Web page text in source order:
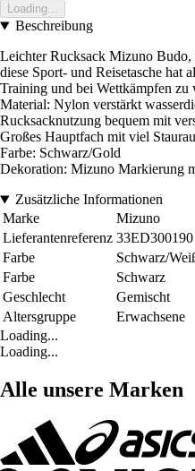
Loading...
Beschreibung
Leichter Rucksack Mizuno Budo,
diese Sport- und Reisetasche hat
Training und bei Wettkämpfen zu
Material: Nylon verstärkt
Rucksacknutzung bequem mit
Großes Hauptfach mit viel
Farbe: Schwarz/Gold
Dekoration: Mizuno Markierung
Zusätzliche Informationen
Marke
Mizuno
Lieferantenreferenz 33ED300190
Farbe
Schwarz/
Farbe
Schwarz
Geschlecht
Gemischt
Altersgruppe
Erwachsene
Loading...
Loading...
Alle unsere Marken